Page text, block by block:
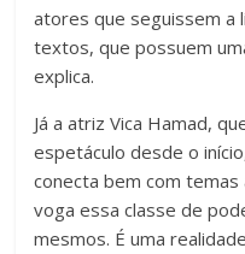
atores que seguissem a
textos, que possuem
explica.
Já a atriz Vica Hamad,
espetáculo desde o
conecta bem com temas
voga essa classe de
mesmos. É uma